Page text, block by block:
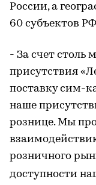
России, а
60 субъектов
- За счет столь
присутствия
поставку сим-
наше
рознице. Мы
розничного
доступности